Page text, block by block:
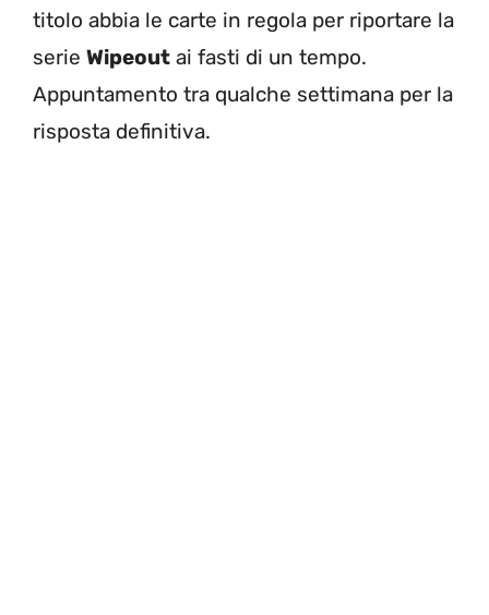
titolo abbia le carte in regola per riportare la
serie Wipeout ai fasti di un tempo.
Appuntamento tra qualche settimana per la
risposta definitiva.